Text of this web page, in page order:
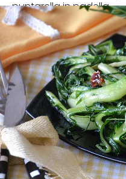
puntarella in padella.